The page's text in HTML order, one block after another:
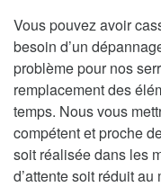
Vous pouvez avoir
besoin d’un
problème pour nos
remplacement des
temps. Nous vous
compétent et proche
soit réalisée dans les
d’attente soit réduit au